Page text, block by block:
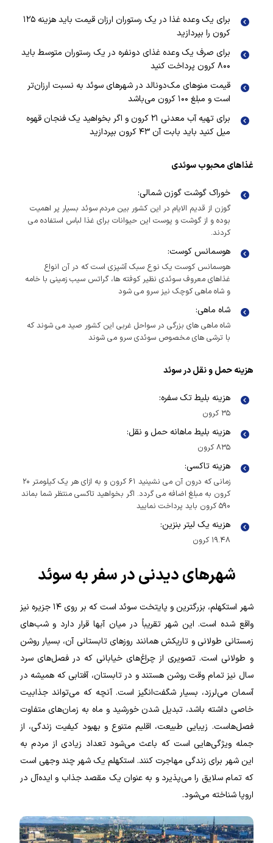
برای یک وعده غذا در یک رستوران ارزان قیمت باید هزینه ۱۲۵
کرون را بپردازید
برای صرف یک وعده غذای دونفره در یک رستوران متوسط باید
۸۰۰ کرون پرداخت کنید
قیمت منوهای مک‌دونالد در شهرهای سوئد به نسبت ارزان‌تر
است و مبلغ ۱۰۰ کرون می‌باشد
برای تهیه آب معدنی ۲۱ کرون و اگر بخواهید یک فنجان قهوه
میل کنید باید بابت آن ۴۳ کرون بپردازید
غذاهای محبوب سوئدی
خوراک گوشت گوزن شمالی:
گوزن از قدیم الایام در این کشور بین مردم سوئد بسیار پر اهمیت
بوده و از گوشت و پوست این حیوانات برای غذا لباس استفاده می
کردند.
هوسمانس کوست:
هوسمانس کوست یک نوع سبک آشپزی است که در آن انواع
غذاهای معروف سوئدی نظیر کوفته ها، گراتس سیب زمینی با خامه
و شاه ماهی کوچک نیز سرو می شود
شاه ماهی:
شاه ماهی های بزرگی در سواحل غربی این کشور صید می شوند که
با ترشی های مخصوص سوئدی سرو می شوند
هزینه حمل و نقل در سوئد
هزینه بلیط تک سفره:
۳۵ کرون
هزینه بلیط ماهانه حمل و نقل:
۸۳۵ کرون
هزینه تاکسی:
زمانی که درون آن می نشینید ۶۱ کرون و به ازای هر یک کیلومتر ۲۰
کرون به مبلغ اضافه می گردد. اگر بخواهید تاکسی منتظر شما بماند
۵۹۰ کرون باید پرداخت نمایید
هزینه یک لیتر بنزین:
۱۹.۴۸ کرون
شهرهای دیدنی در سفر به سوئد
شهر استکهلم، بزرگترین و پایتخت سوئد است که بر روی ۱۴ جزیره نیز
واقع شده است. این شهر تقریباً در میان آبها قرار دارد و شب‌های
زمستانی طولانی و تاریکش همانند روزهای تابستانی آن، بسیار روشن
و طولانی است. تصویری از چراغ‌های خیابانی که در فصل‌های سرد
سال نیز تمام وقت روشن هستند و در تابستان، آفتابی که همیشه در
آسمان می‌لرزد، بسیار شگفت‌انگیز است. آنچه که می‌تواند جذابیت
خاصی داشته باشد، تبدیل شدن خورشید و ماه به زمان‌های متفاوت
فصل‌هاست. زیبایی طبیعت، اقلیم متنوع و بهبود کیفیت زندگی، از
جمله ویژگی‌هایی است که باعث می‌شود تعداد زیادی از مردم به
این شهر برای زندگی مهاجرت کنند. استکهلم یک شهر چند وجهی است
که تمام سلایق را می‌پذیرد و به عنوان یک مقصد جذاب و ایده‌آل در
اروپا شناخته می‌شود.